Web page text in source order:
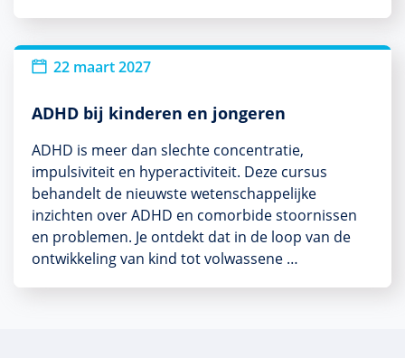
22 maart 2027
ADHD bij kinderen en jongeren
ADHD is meer dan slechte concentratie,
impulsiviteit en hyperactiviteit. Deze cursus
behandelt de nieuwste wetenschappelijke
inzichten over ADHD en comorbide stoornissen
en problemen. Je ontdekt dat in de loop van de
ontwikkeling van kind tot volwassene …